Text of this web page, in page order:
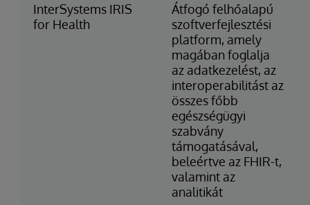
InterSystems IRIS
for Health
Átfogó felhőalapú
szoftverfejlesztési
platform, amely
magában foglalja
az adatkezelést, az
interoperabilitást az
összes főbb
egészségügyi
szabvány
támogatásával,
beleértve az FHIR-t,
valamint az
analitikát